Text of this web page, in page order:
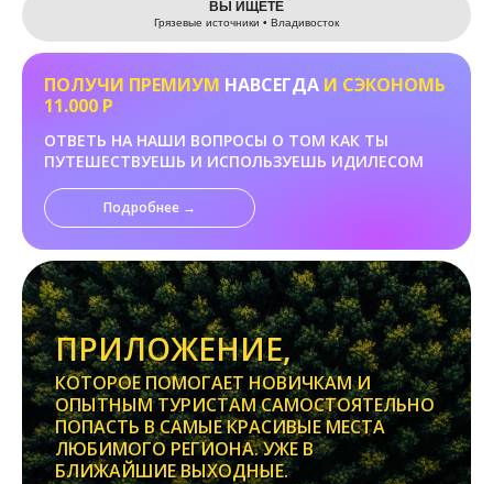
ВЫ ИЩЕТЕ
Грязевые источники • Владивосток
ПОЛУЧИ ПРЕМИУМ НАВСЕГДА И СЭКОНОМЬ
11.000 Р
ОТВЕТЬ НА НАШИ ВОПРОСЫ О ТОМ КАК ТЫ
ПУТЕШЕСТВУЕШЬ И ИСПОЛЬЗУЕШЬ ИДИЛЕСОМ
Подробнее →
ПРИЛОЖЕНИЕ,
КОТОРОЕ ПОМОГАЕТ НОВИЧКАМ И
ОПЫТНЫМ ТУРИСТАМ САМОСТОЯТЕЛЬНО
ПОПАСТЬ В САМЫЕ КРАСИВЫЕ МЕСТА
ЛЮБИМОГО РЕГИОНА. УЖЕ В
БЛИЖАЙШИЕ ВЫХОДНЫЕ.